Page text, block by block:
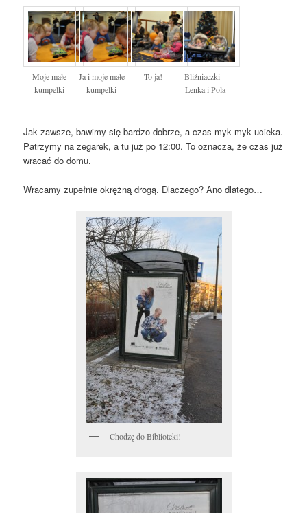
Moje małe
kumpelki
Ja i moje małe
kumpelki
To ja!
Bliźniaczki –
Lenka i Pola
Jak zawsze, bawimy się bardzo dobrze, a czas myk myk ucieka.
Patrzymy na zegarek, a tu już po 12:00. To oznacza, że czas już
wracać do domu.
Wracamy zupełnie okrężną drogą. Dlaczego? Ano dlatego…
Chodzę do Biblioteki!